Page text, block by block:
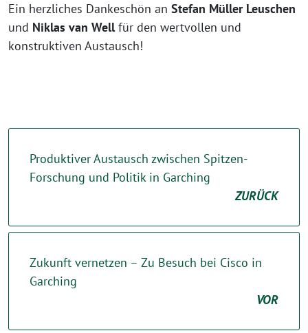
Ein herzliches Dankeschön an Stefan Müller Leuschen
und Niklas van Wellfür den wertvollen und
konstruktiven Austausch!
Produktiver Austausch zwischen Spitzen-
Forschung und Politik in Garching
ZURÜCK
Zukunft vernetzen – Zu Besuch bei Cisco in
Garching
VOR